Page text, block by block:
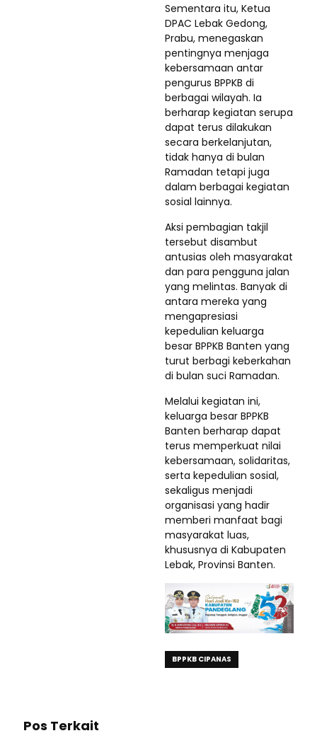
Sementara itu, Ketua
DPAC Lebak Gedong,
Prabu, menegaskan
pentingnya menjaga
kebersamaan antar
pengurus BPPKB di
berbagai wilayah. Ia
berharap kegiatan serupa
dapat terus dilakukan
secara berkelanjutan,
tidak hanya di bulan
Ramadan tetapi juga
dalam berbagai kegiatan
sosial lainnya.
Aksi pembagian takjil
tersebut disambut
antusias oleh masyarakat
dan para pengguna jalan
yang melintas. Banyak di
antara mereka yang
mengapresiasi
kepedulian keluarga
besar BPPKB Banten yang
turut berbagi keberkahan
di bulan suci Ramadan.
Melalui kegiatan ini,
keluarga besar BPPKB
Banten berharap dapat
terus memperkuat nilai
kebersamaan, solidaritas,
serta kepedulian sosial,
sekaligus menjadi
organisasi yang hadir
memberi manfaat bagi
masyarakat luas,
khususnya di Kabupaten
Lebak, Provinsi Banten.
BPPKB CIPANAS
Pos Terkait